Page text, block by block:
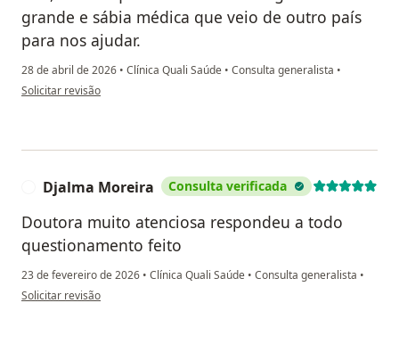
grande e sábia médica que veio de outro país
para nos ajudar.
28 de abril de 2026 • Clínica Quali Saúde • Consulta generalista •
na opinião do utilizador Aline Roberta Ingissa de Lima
Solicitar revisão
Djalma Moreira Consulta verificada
Doutora muito atenciosa respondeu a todo
questionamento feito
23 de fevereiro de 2026 • Clínica Quali Saúde • Consulta generalista •
na opinião do utilizador Djalma Moreira
Solicitar revisão